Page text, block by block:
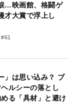
…映画館、格闘ゲ
才大賞で浮上し
」は思い込み？ ブ
ルシーの落とし
る「具材」と避け